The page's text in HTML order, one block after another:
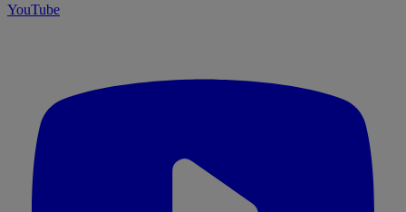
YouTube